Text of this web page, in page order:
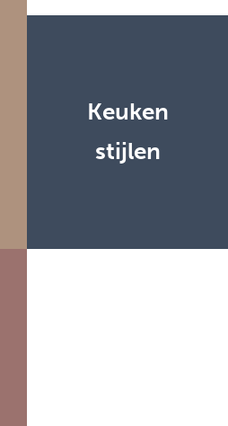
Keuken
stijlen